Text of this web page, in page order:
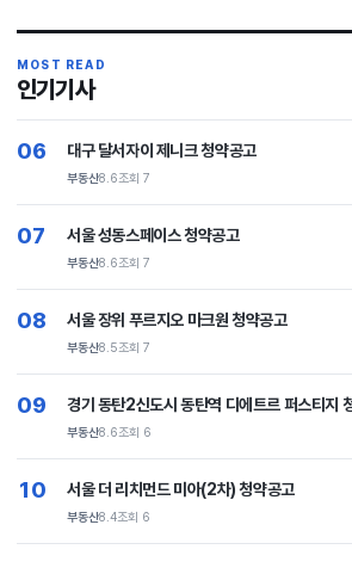
MOST READ
인기기사
06 대구 달서자이 제니크 청약공고
부동산8.6조회 7
07 서울 성동스페이스 청약공고
부동산8.6조회 7
08 서울 장위 푸르지오 마크원 청약공고
부동산8.5조회 7
09 경기 동탄2신도시 동탄역 디에트르 퍼스티지
부동산8.6조회 6
10 서울 더 리치먼드 미아(2차) 청약공고
부동산8.4조회 6